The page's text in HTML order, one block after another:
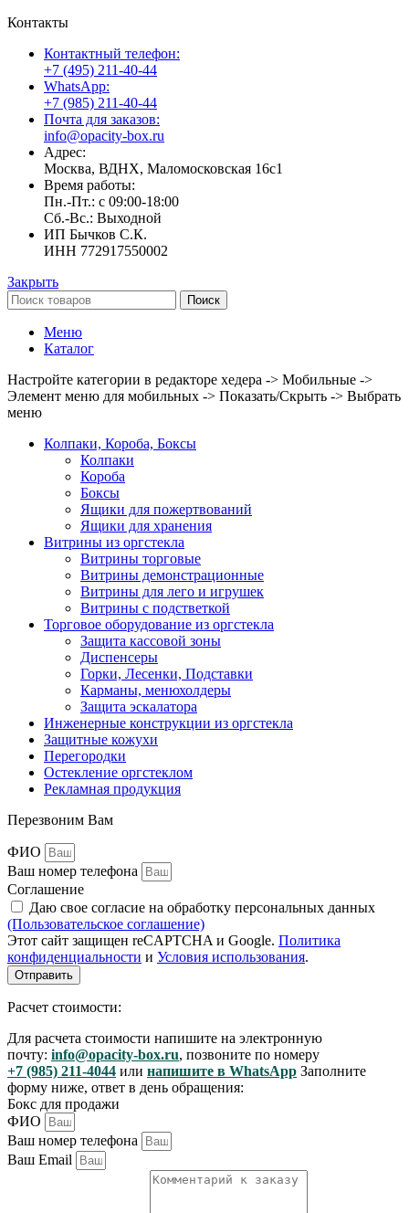
Контакты
Контактный телефон:
+7 (495) 211-40-44
WhatsApp:
+7 (985) 211-40-44
Почта для заказов:
info@opacity-box.ru
Адрес:
Москва, ВДНХ, Маломосковская 16с1
Время работы:
Пн.-Пт.: с 09:00-18:00
Сб.-Вс.: Выходной
ИП Бычков С.К.
ИНН 772917550002
Закрыть
Поиск
Меню
Каталог
Настройте категории в редакторе хедера -> Мобильные ->
Элемент меню для мобильных -> Показать/Скрыть -> Выбрать
меню
Колпаки, Короба, Боксы
Колпаки
Короба
Боксы
Ящики для пожертвований
Ящики для хранения
Витрины из оргстекла
Витрины торговые
Витрины демонстрационные
Витрины для лего и игрушек
Витрины с подстветкой
Торговое оборудование из оргстекла
Защита кассовой зоны
Диспенсеры
Горки, Лесенки, Подставки
Карманы, менюхолдеры
Защита эскалатора
Инженерные конструкции из оргстекла
Защитные кожухи
Перегородки
Остекление оргстеклом
Рекламная продукция
Перезвоним Вам
ФИО
Ваш номер телефона
Соглашение
Даю свое согласие на обработку персональных данных
(Пользовательское соглашение)
Этот сайт защищен reCAPTCHA и Google. Политика
конфиденциальности и Условия использования.
Отправить
Расчет стоимости:
Для расчета стоимости напишите на электронную
почту: info@opacity-box.ru, позвоните по номеру
+7 (985) 211-4044 или напишите в WhatsApp Заполните
форму ниже, ответ в день обращения:
Бокс для продажи
ФИО
Ваш номер телефона
Ваш Email